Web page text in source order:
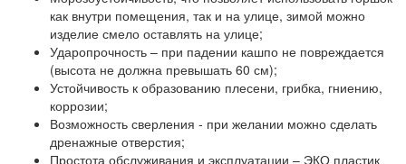
как внутри помещения, так и на улице, зимой можно
изделие смело оставлять на улице;
Ударопрочность – при падении кашпо не повреждается
(высота не должна превышать 60 см);
Устойчивость к образованию плесени, грибка, гниению,
коррозии;
Возможность сверления - при желании можно сделать
дренажные отверстия;
Простота обслуживания и эксплуатации – ЭКО пластик